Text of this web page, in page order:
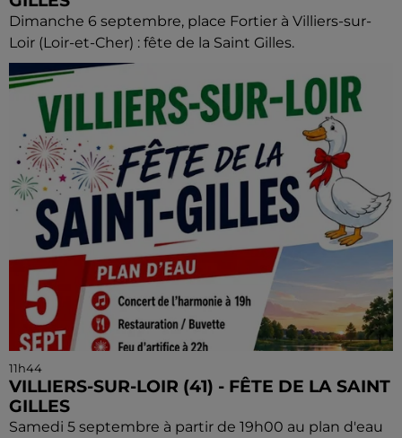
Dimanche 6 septembre, place Fortier à Villiers-sur-
Loir (Loir-et-Cher) : fête de la Saint Gilles.
11h44
VILLIERS-SUR-LOIR (41) - FÊTE DE LA SAINT
GILLES
Samedi 5 septembre à partir de 19h00 au plan d'eau